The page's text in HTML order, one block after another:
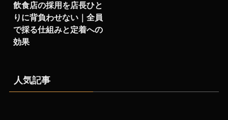
飲食店の採用を店長ひと
りに背負わせない｜全員
で採る仕組みと定着への
効果
人気記事